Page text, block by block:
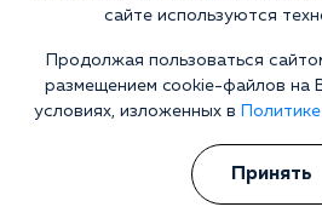
Наркология 24/7
Наркологическая клиника
Цены
сайте используются
Продолжая пользоваться
размещением cookie-файлов на
условиях, изложенных в
Принять